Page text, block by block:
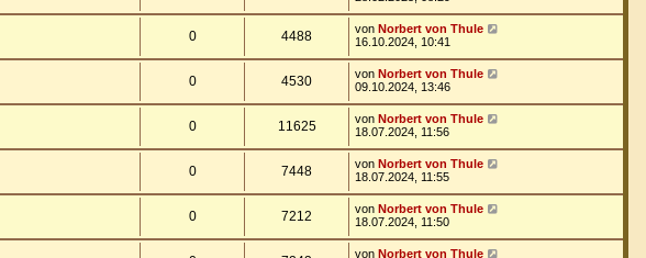
0 4488 von Norbert von Thule
16.10.2024, 10:41
0 4530 von Norbert von Thule
09.10.2024, 13:46
0 11625 von Norbert von Thule
18.07.2024, 11:56
0 7448 von Norbert von Thule
18.07.2024, 11:55
0 7212 von Norbert von Thule
18.07.2024, 11:50
von Norbert von Thule